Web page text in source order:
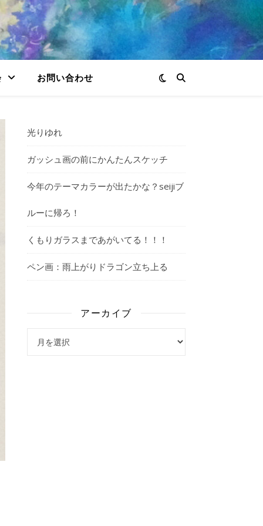
お問い合わせ
光りゆれ
ガッシュ画の前にかんたんスケッチ
今年のテーマカラーが出たかな？seijiブ
ルーに帰ろ！
くもりガラスまであがいてる！！！
ペン画：雨上がりドラゴン立ち上る
アーカイブ